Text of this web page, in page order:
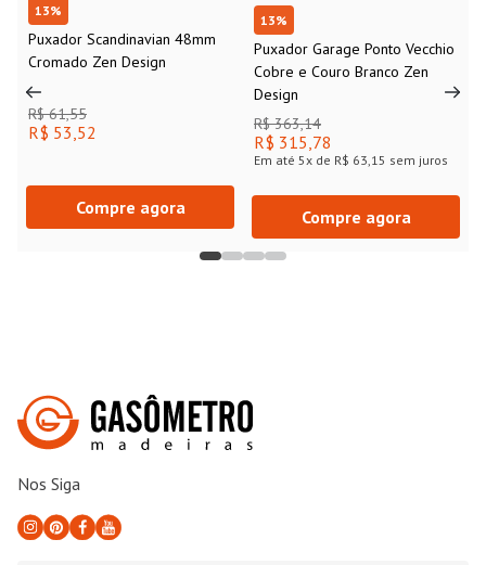
13%
Puxador Scandinavian 48mm
Cromado Zen Design
R$ 61,55
R$ 53,52
Compre agora
13%
Puxador Garage Ponto Vecchio
Cobre e Couro Branco Zen
Design
R$ 363,14
R$ 315,78
Em até 5x de R$ 63,15 sem juros
Compre agora
Nos Siga